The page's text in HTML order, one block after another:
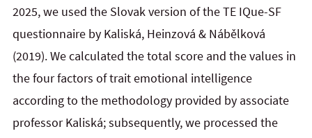
2025, we used the Slovak version of the TE IQue-SF
questionnaire by Kaliská, Heinzová & Nábělková
(2019). We calculated the total score and the values in
the four factors of trait emotional intelligence
according to the methodology provided by associate
professor Kaliská; subsequently, we processed the